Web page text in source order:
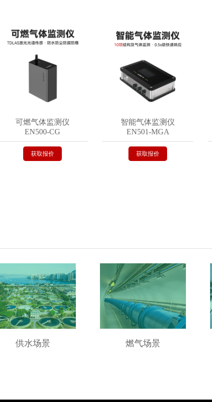
可燃气体监测仪
EN500-CG
获取报价
智能气体监测仪
EN501-MGA
获取报价
供水场景 燃气场景